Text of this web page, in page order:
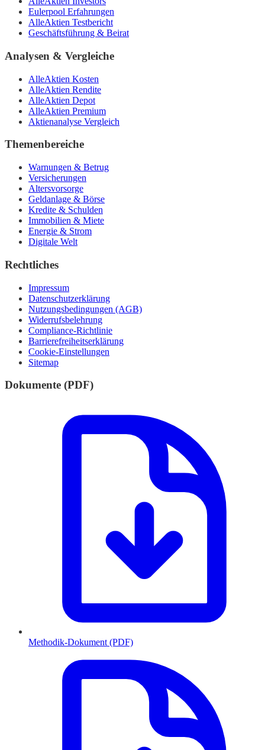
Eulerpool Erfahrungen
AlleAktien Testbericht
Geschäftsführung & Beirat
Analysen & Vergleiche
AlleAktien Kosten
AlleAktien Rendite
AlleAktien Depot
AlleAktien Premium
Aktienanalyse Vergleich
Themenbereiche
Warnungen & Betrug
Versicherungen
Altersvorsorge
Geldanlage & Börse
Kredite & Schulden
Immobilien & Miete
Energie & Strom
Digitale Welt
Rechtliches
Impressum
Datenschutzerklärung
Nutzungsbedingungen (AGB)
Widerrufsbelehrung
Compliance-Richtlinie
Barrierefreiheitserklärung
Cookie-Einstellungen
Sitemap
Dokumente (PDF)
Methodik-Dokument (PDF)